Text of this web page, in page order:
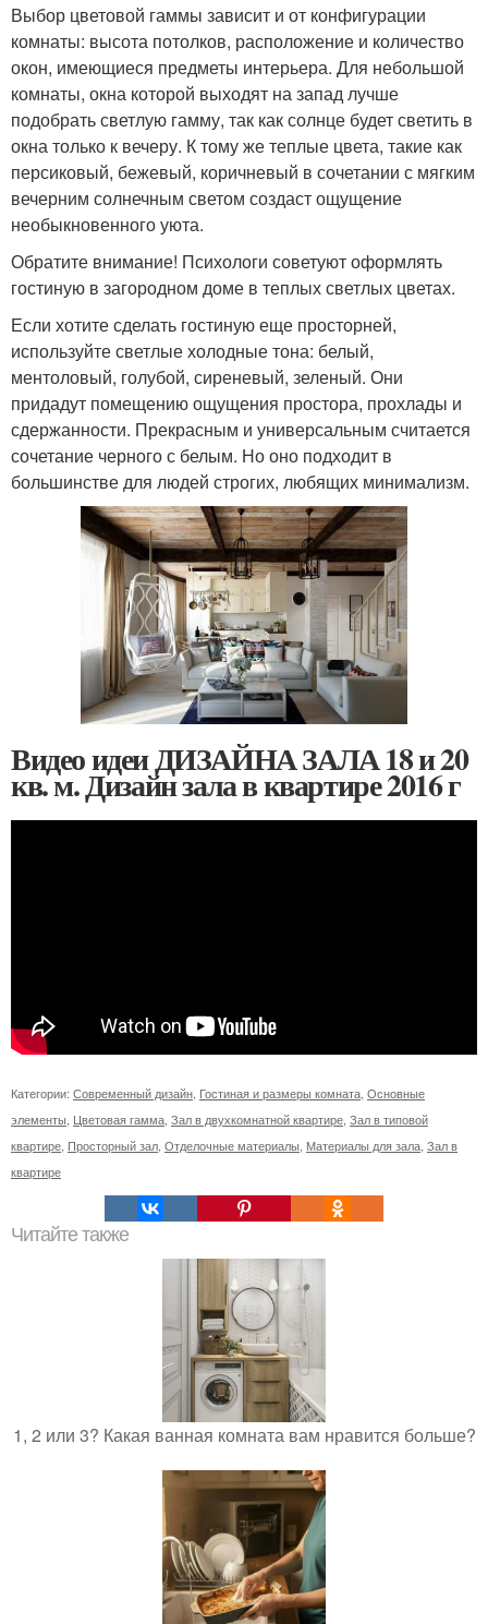
Выбор цветовой гаммы зависит и от конфигурации
комнаты: высота потолков, расположение и количество
окон, имеющиеся предметы интерьера. Для небольшой
комнаты, окна которой выходят на запад лучше
подобрать светлую гамму, так как солнце будет светить в
окна только к вечеру. К тому же теплые цвета, такие как
персиковый, бежевый, коричневый в сочетании с мягким
вечерним солнечным светом создаст ощущение
необыкновенного уюта.
Обратите внимание! Психологи советуют оформлять
гостиную в загородном доме в теплых светлых цветах.
Если хотите сделать гостиную еще просторней,
используйте светлые холодные тона: белый,
ментоловый, голубой, сиреневый, зеленый. Они
придадут помещению ощущения простора, прохлады и
сдержанности. Прекрасным и универсальным считается
сочетание черного с белым. Но оно подходит в
большинстве для людей строгих, любящих минимализм.
Видео идеи ДИЗАЙНА ЗАЛА 18 и 20
кв. м. Дизайн зала в квартире 2016 г
Категории: Современный дизайн Гостиная и размеры комната Основные
элементы Цветовая гамма Зал в двухкомнатной квартире Зал в типовой
квартире Просторный зал Отделочные материалы Материалы для зала Зал в
квартире
Читайте также
1, 2 или 3? Какая ванная комната вам нравится больше?